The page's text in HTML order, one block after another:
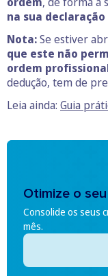
na sua declaração
Nota:Se estiver
que este não
ordem
dedução, tem de
Leia ainda: Guia
Otimize o
Consolide os seus
mês.